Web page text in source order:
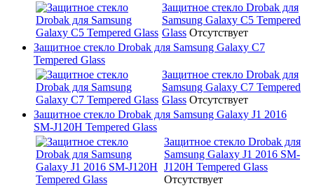
Защитное стекло Drobak для
Samsung Galaxy C5 Tempered
Glass Отсутствует
Защитное стекло Drobak для Samsung Galaxy C7
Tempered Glass
Защитное стекло Drobak для
Samsung Galaxy C7 Tempered
Glass Отсутствует
Защитное стекло Drobak для Samsung Galaxy J1 2016
SM-J120H Tempered Glass
Защитное стекло Drobak для
Samsung Galaxy J1 2016 SM-
J120H Tempered Glass
Отсутствует